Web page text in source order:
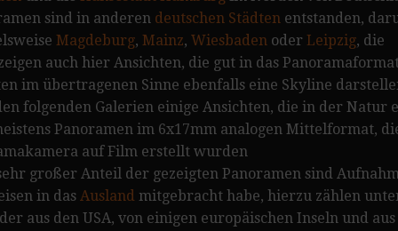
sind in anderen deutschen Städten entstanden,
Magdeburg, Mainz, Wiesbaden oder Leipzig, die
auch hier Ansichten, die gut in das
im übertragenen Sinne ebenfalls eine Skyline
folgenden Galerien einige Ansichten, die in der Natur
Panoramen im 6x17mm analogen Mittelformat,
auf Film erstellt wurden
großer Anteil der gezeigten Panoramen sind
in das Ausland mitgebracht habe, hierzu zählen
aus den USA, von einigen europäischen Inseln und